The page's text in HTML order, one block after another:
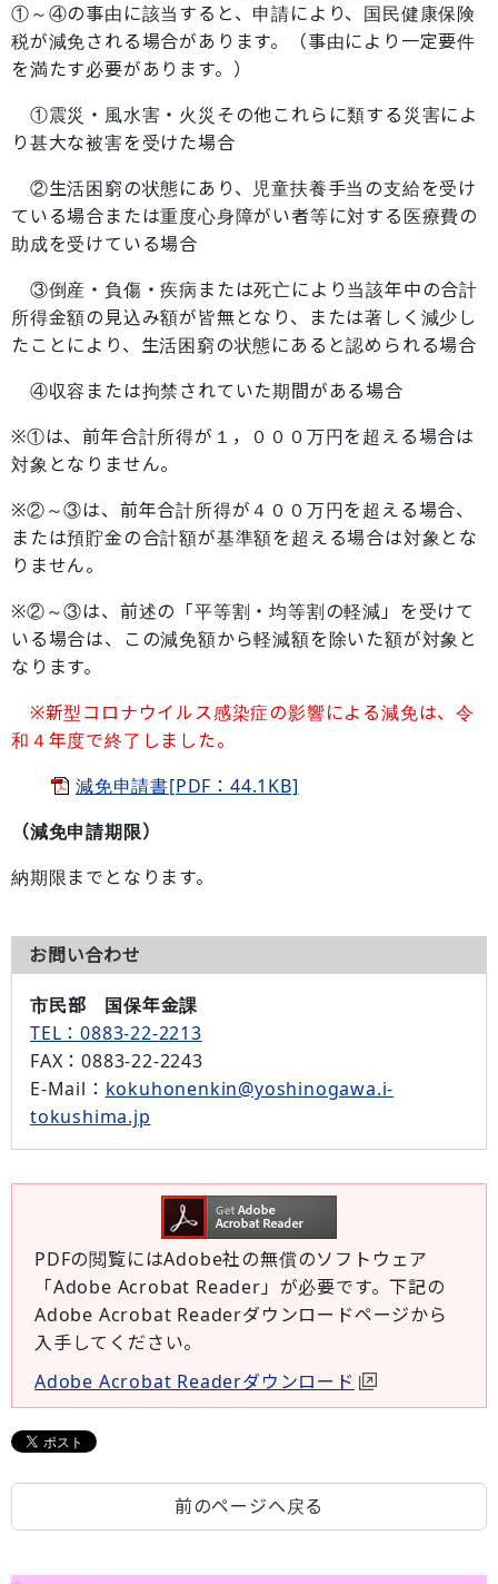
①～④の事由に該当すると、申請により、国民健康保険
税が減免される場合があります。（事由により一定要件
を満たす必要があります。）
①震災・風水害・火災その他これらに類する災害によ
り甚大な被害を受けた場合
②生活困窮の状態にあり、児童扶養手当の支給を受け
ている場合または重度心身障がい者等に対する医療費の
助成を受けている場合
③倒産・負傷・疾病または死亡により当該年中の合計
所得金額の見込み額が皆無となり、または著しく減少し
たことにより、生活困窮の状態にあると認められる場合
④収容または拘禁されていた期間がある場合
※①は、前年合計所得が１，０００万円を超える場合は
対象となりません。
※②～③は、前年合計所得が４００万円を超える場合、
または預貯金の合計額が基準額を超える場合は対象とな
りません。
※②～③は、前述の「平等割・均等割の軽減」を受けて
いる場合は、この減免額から軽減額を除いた額が対象と
なります。
※新型コロナウイルス感染症の影響による減免は、令
和４年度で終了しました。
減免申請書[PDF：44.1KB]
（減免申請期限）
納期限までとなります。
お問い合わせ
市民部 国保年金課
TEL：0883-22-2213
FAX ：0883-22-2243
E-Mail ： kokuhonenkin@yoshinogawa.i-
tokushima.jp
PDFの閲覧にはAdobe社の無償のソフトウェア
「Adobe Acrobat Reader」が必要です。下記の
Adobe Acrobat Readerダウンロードページから
入手してください。
Adobe Acrobat Readerダウンロード
前のページへ戻る